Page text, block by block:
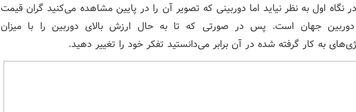
نگاه اول به نظر نیاید اما دوربینی که تصویر آن را در پایین مشاهده می‌کنید گران قیمت
جهان است. پس در صورتی که تا به حال ارزش بالای دوربین را با میزان
به کار گرفته شده در آن برابر می‌دانستید تفکر خود را تغییر دهید.